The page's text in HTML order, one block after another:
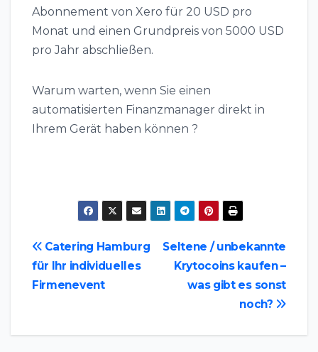
Abonnement von Xero für 20 USD pro
Monat und einen Grundpreis von 5000 USD
pro Jahr abschließen.
Warum warten, wenn Sie einen
automatisierten Finanzmanager direkt in
Ihrem Gerät haben können ?
Beitragsnavigation
Seltene / unbekannte
Krytocoins kaufen –
was gibt es sonst
noch?
Catering Hamburg
für Ihr individuelles
Firmenevent